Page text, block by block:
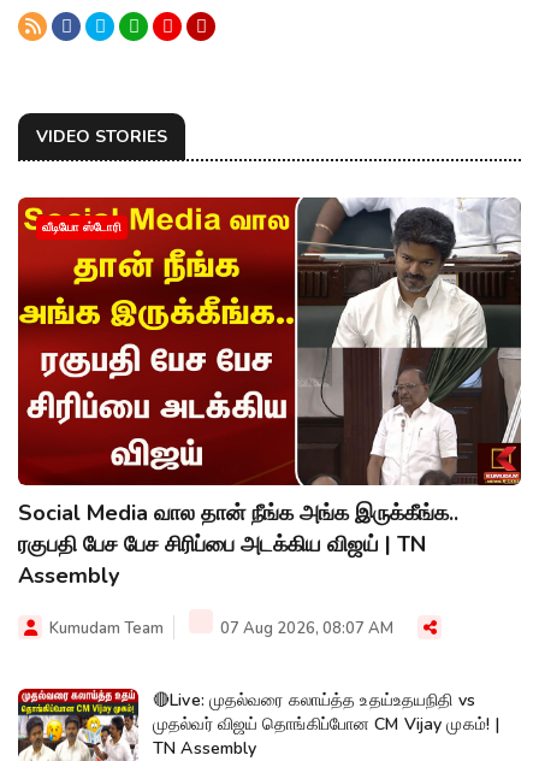
VIDEO STORIES
வீடியோ ஸ்டோரி
Social Media வால தான் நீங்க அங்க இருக்கீங்க..
ரகுபதி பேச பேச சிரிப்பை அடக்கிய விஜய் | TN
Assembly
Kumudam Team 07 Aug 2026, 08:07 AM
🔴Live: முதல்வரை கலாய்த்த உதய்உதயநிதி vs
முதல்வர் விஜய் தொங்கிப்போன CM Vijay முகம்! |
TN Assembly